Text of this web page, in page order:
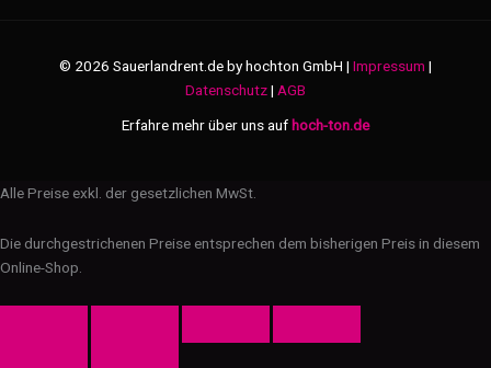
© 2026 Sauerlandrent.de by hochton GmbH | Impressum |
Datenschutz| AGB
Erfahre mehr über uns auf hoch-ton.de
Alle Preise exkl. der gesetzlichen MwSt.
Die durchgestrichenen Preise entsprechen dem bisherigen Preis in diesem
Online-Shop.